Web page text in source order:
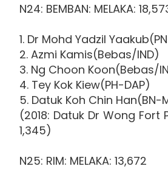
N24: BEMBAN: MELAKA:
1. Dr Mohd Yadzil
2. Azmi Kamis(Bebas/IND)
3. Ng Choon Koon(Bebas/
4. Tey Kok Kiew(PH-DAP)
5. Datuk Koh Chin Han(BN-
(2018: Datuk Dr Wong Fort
1,345)
N25: RIM: MELAKA: 13,672